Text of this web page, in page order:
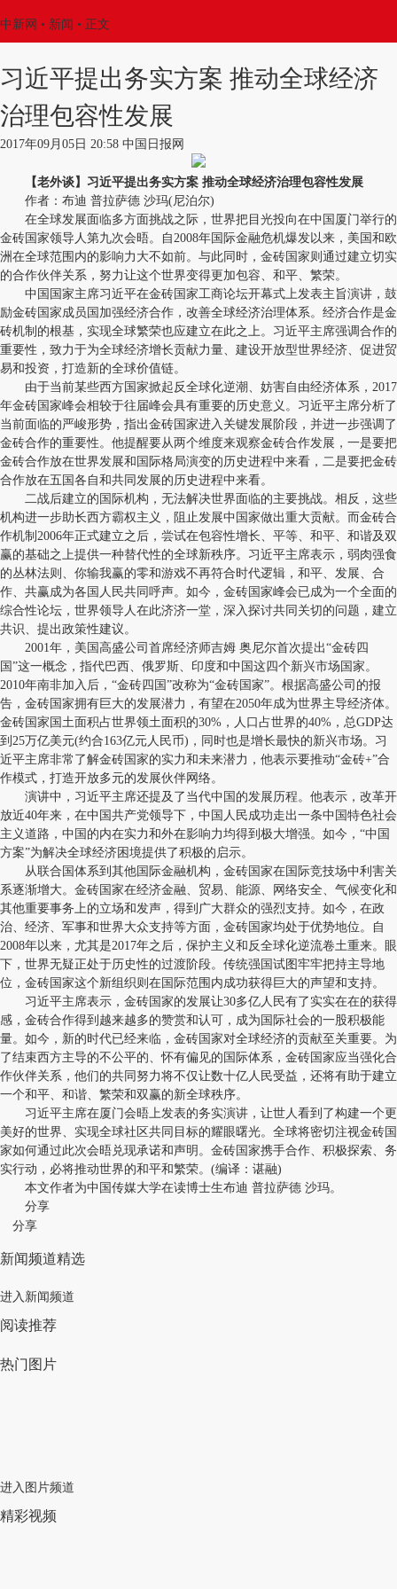
中新网 • 新闻 • 正文
习近平提出务实方案 推动全球经济
治理包容性发展
2017年09月05日 20:58 中国日报网
【老外谈】习近平提出务实方案 推动全球经济治理包容性发展
作者：布迪 普拉萨德 沙玛(尼泊尔)
在全球发展面临多方面挑战之际，世界把目光投向在中国厦门举行的
金砖国家领导人第九次会晤。自2008年国际金融危机爆发以来，美国和欧
洲在全球范围内的影响力大不如前。与此同时，金砖国家则通过建立切实
的合作伙伴关系，努力让这个世界变得更加包容、和平、繁荣。
中国国家主席习近平在金砖国家工商论坛开幕式上发表主旨演讲，鼓
励金砖国家成员国加强经济合作，改善全球经济治理体系。经济合作是金
砖机制的根基，实现全球繁荣也应建立在此之上。习近平主席强调合作的
重要性，致力于为全球经济增长贡献力量、建设开放型世界经济、促进贸
易和投资，打造新的全球价值链。
由于当前某些西方国家掀起反全球化逆潮、妨害自由经济体系，2017
年金砖国家峰会相较于往届峰会具有重要的历史意义。习近平主席分析了
当前面临的严峻形势，指出金砖国家进入关键发展阶段，并进一步强调了
金砖合作的重要性。他提醒要从两个维度来观察金砖合作发展，一是要把
金砖合作放在世界发展和国际格局演变的历史进程中来看，二是要把金砖
合作放在五国各自和共同发展的历史进程中来看。
二战后建立的国际机构，无法解决世界面临的主要挑战。相反，这些
机构进一步助长西方霸权主义，阻止发展中国家做出重大贡献。而金砖合
作机制2006年正式建立之后，尝试在包容性增长、平等、和平、和谐及双
赢的基础之上提供一种替代性的全球新秩序。习近平主席表示，弱肉强食
的丛林法则、你输我赢的零和游戏不再符合时代逻辑，和平、发展、合
作、共赢成为各国人民共同呼声。如今，金砖国家峰会已成为一个全面的
综合性论坛，世界领导人在此济济一堂，深入探讨共同关切的问题，建立
共识、提出政策性建议。
2001年，美国高盛公司首席经济师吉姆 奥尼尔首次提出“金砖四
国”这一概念，指代巴西、俄罗斯、印度和中国这四个新兴市场国家。
2010年南非加入后，“金砖四国”改称为“金砖国家”。根据高盛公司的报
告，金砖国家拥有巨大的发展潜力，有望在2050年成为世界主导经济体。
金砖国家国土面积占世界领土面积的30%，人口占世界的40%，总GDP达
到25万亿美元(约合163亿元人民币)，同时也是增长最快的新兴市场。习
近平主席非常了解金砖国家的实力和未来潜力，他表示要推动“金砖+”合
作模式，打造开放多元的发展伙伴网络。
演讲中，习近平主席还提及了当代中国的发展历程。他表示，改革开
放近40年来，在中国共产党领导下，中国人民成功走出一条中国特色社会
主义道路，中国的内在实力和外在影响力均得到极大增强。如今，“中国
方案”为解决全球经济困境提供了积极的启示。
从联合国体系到其他国际金融机构，金砖国家在国际竞技场中利害关
系逐渐增大。金砖国家在经济金融、贸易、能源、网络安全、气候变化和
其他重要事务上的立场和发声，得到广大群众的强烈支持。如今，在政
治、经济、军事和世界大众支持等方面，金砖国家均处于优势地位。自
2008年以来，尤其是2017年之后，保护主义和反全球化逆流卷土重来。眼
下，世界无疑正处于历史性的过渡阶段。传统强国试图牢牢把持主导地
位，金砖国家这个新组织则在国际范围内成功获得巨大的声望和支持。
习近平主席表示，金砖国家的发展让30多亿人民有了实实在在的获得
感，金砖合作得到越来越多的赞赏和认可，成为国际社会的一股积极能
量。如今，新的时代已经来临，金砖国家对全球经济的贡献至关重要。为
了结束西方主导的不公平的、怀有偏见的国际体系，金砖国家应当强化合
作伙伴关系，他们的共同努力将不仅让数十亿人民受益，还将有助于建立
一个和平、和谐、繁荣和双赢的新全球秩序。
习近平主席在厦门会晤上发表的务实演讲，让世人看到了构建一个更
美好的世界、实现全球社区共同目标的耀眼曙光。全球将密切注视金砖国
家如何通过此次会晤兑现承诺和声明。金砖国家携手合作、积极探索、务
实行动，必将推动世界的和平和繁荣。(编译：谌融)
本文作者为中国传媒大学在读博士生布迪 普拉萨德 沙玛。
分享
分享
新闻频道精选
进入新闻频道
阅读推荐
热门图片
进入图片频道
精彩视频